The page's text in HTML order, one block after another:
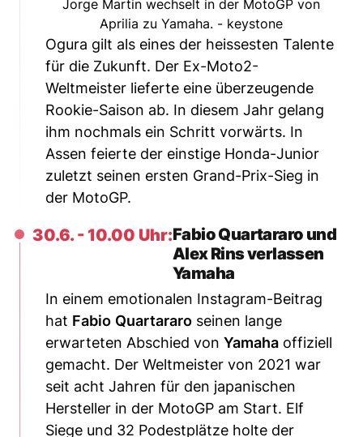
Jorge Martin wechselt in der MotoGP von
Aprilia zu Yamaha. - keystone
Ogura gilt als eines der heissesten Talente
für die Zukunft. Der Ex-Moto2-
Weltmeister lieferte eine überzeugende
Rookie-Saison ab. In diesem Jahr gelang
ihm nochmals ein Schritt vorwärts. In
Assen feierte der einstige Honda-Junior
zuletzt seinen ersten Grand-Prix-Sieg in
der MotoGP.
30.6. - 10.00 Uhr:Fabio Quartararo und
Alex Rins verlassen
Yamaha
In einem emotionalen Instagram-Beitrag
hat Fabio Quartararo seinen lange
erwarteten Abschied von Yamaha offiziell
gemacht. Der Weltmeister von 2021 war
seit acht Jahren für den japanischen
Hersteller in der MotoGP am Start. Elf
Siege und 32 Podestplätze holte der